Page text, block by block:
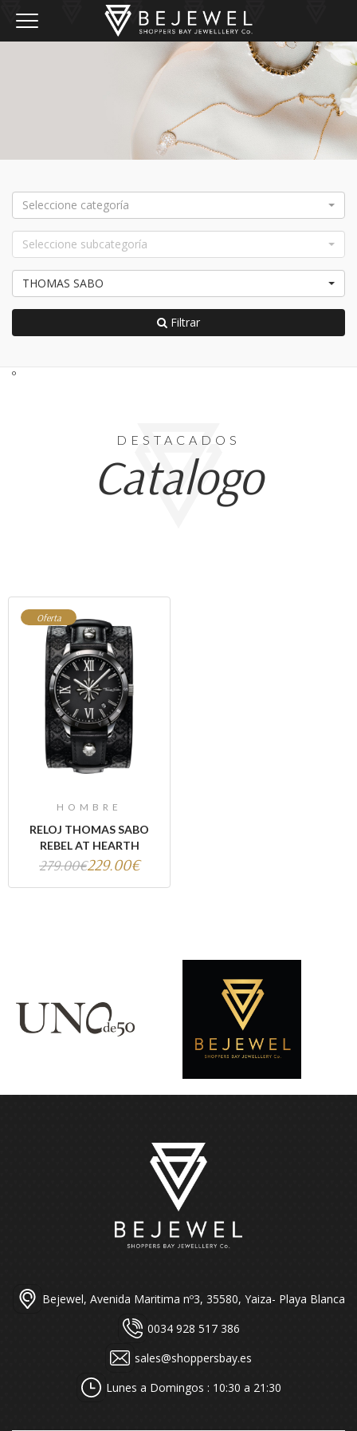
Toggle navigation
Seleccione categoría
Seleccione subcategoría
THOMAS SABO
Filtrar
º
DESTACADOS
Catalogo
Oferta
HOMBRE
RELOJ THOMAS SABO
REBEL AT HEARTH
279.00€229.00€
Bejewel, Avenida Maritima nº3, 35580, Yaiza- Playa Blanca
0034 928 517 386
sales@shoppersbay.es
Lunes a Domingos : 10:30 a 21:30